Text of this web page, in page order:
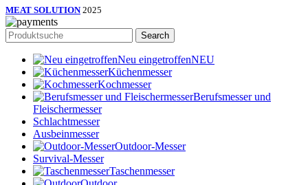
MEAT SOLUTION 2025
Search
Neu eingetroffenNEU
Küchenmesser
Kochmesser
Berufsmesser und
Fleischermesser
Schlachtmesser
Ausbeinmesser
Outdoor-Messer
Survival-Messer
Taschenmesser